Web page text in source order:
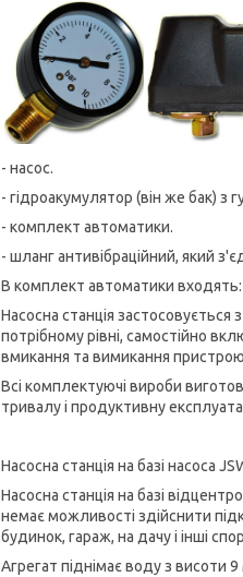
- насос.
- гідроакумулятор (він же бак) з
- комплект автоматики.
- шланг антивібраційний, який
В комплект автоматики входять:
Насосна станція
потрібному рівні, самостійно
вмикання та вимикання пристрою
Всі комплектуючі вироби
тривалу і продуктивну
Насосна станція на базі насоса
Насосна станція на базі
немає можливості здійснити
будинок, гараж, на дачу і інші
Агрегат піднімає воду з висоти 9